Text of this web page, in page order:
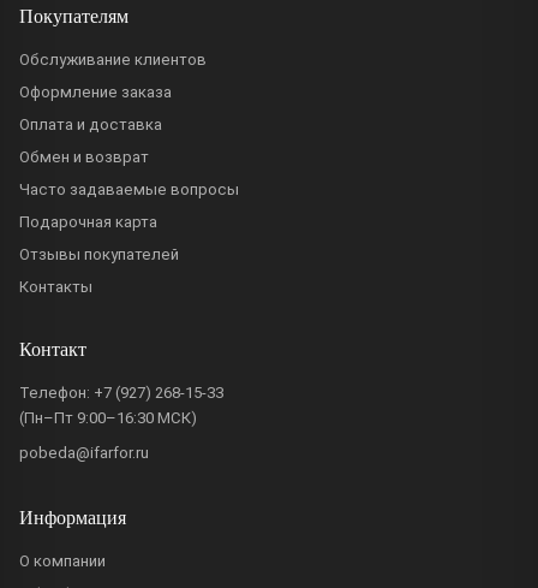
Покупателям
Обслуживание клиентов
Оформление заказа
Оплата и доставка
Обмен и возврат
Часто задаваемые вопросы
Подарочная карта
Отзывы покупателей
Контакты
Контакт
Телефон: +7 (927) 268-15-33
(Пн–Пт 9:00–16:30 МСК)
pobeda@ifarfor.ru
Информация
О компании